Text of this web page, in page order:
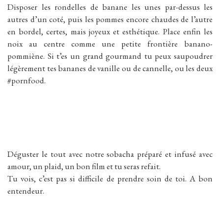
Disposer les rondelles de banane les unes par-dessus les
autres d’un coté, puis les pommes encore chaudes de l’autre
en bordel, certes, mais joyeux et esthétique. Place enfin les
noix au centre comme une petite frontière banano-
pommiène. Si t’es un grand gourmand tu peux saupoudrer
légèrement tes bananes de vanille ou de cannelle, ou les deux
#pornfood.
Déguster le tout avec notre sobacha préparé et infusé avec
amour, un plaid, un bon film et tu seras refait.
Tu vois, c’est pas si difficile de prendre soin de toi. A bon
entendeur.